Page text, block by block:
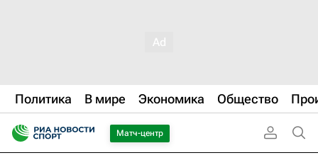
Политика В мире Экономика Общество
Матч-центр